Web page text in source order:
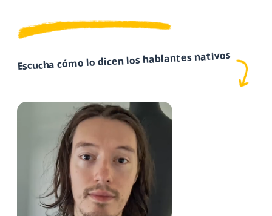
Escucha cómo lo dicen los hablantes nativos